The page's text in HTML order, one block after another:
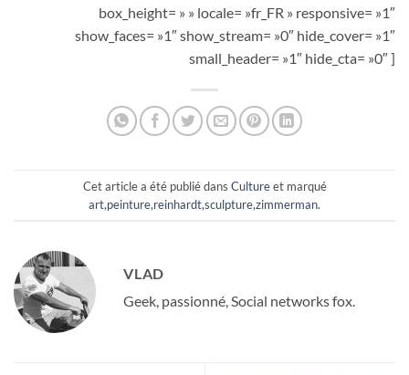
box_height= » » locale= »fr_FR » responsive= »1″
show_faces= »1″ show_stream= »0″ hide_cover= »1″
small_header= »1″ hide_cta= »0″ ]
Cet article a été publié dans Cultureet marqué
art,peinture,reinhardt,sculpture,zimmerman.
VLAD
Geek, passionné, Social networks fox.